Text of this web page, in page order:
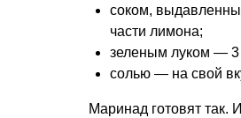
соком,
части лимона;
зеленым луком — 3
солью — на свой
Маринад готовят так.